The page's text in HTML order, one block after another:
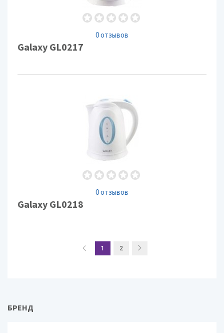
0 отзывов
Galaxy GL0217
0 отзывов
Galaxy GL0218
1 2
БРЕНД